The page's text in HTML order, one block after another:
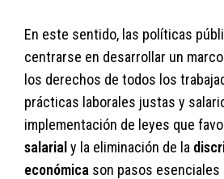
En este sentido, las políticas
centrarse en desarrollar un
los derechos de todos los
prácticas laborales justas y
implementación de leyes que
salarialy la eliminación de la
económica son pasos esenciales